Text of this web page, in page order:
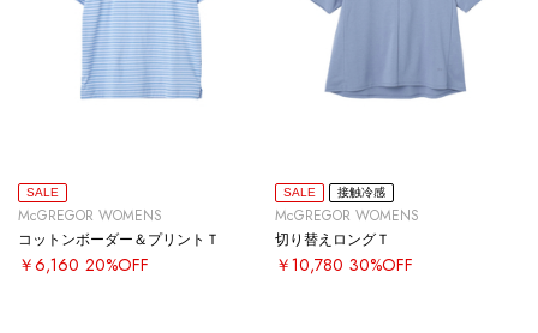
SALE
McGREGOR WOMENS
コットンボーダー＆プリントＴ
￥6,160 20%OFF
SALE 接触冷感
McGREGOR WOMENS
切り替えロングＴ
￥10,780 30%OFF